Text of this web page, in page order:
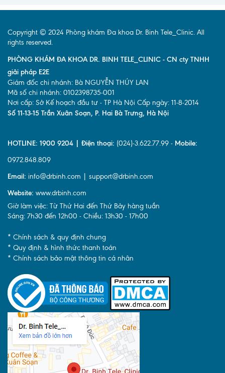
Copyright © 2024 Phòng khám Đa khoa Dr. Binh Tele_Clinic. All
rights reserved.
PHÒNG KHÁM ĐA KHOA DR. BINH TELE_CLINIC - CN cty TNHH
giải pháp E2E
Giám đốc chi nhánh: Bà NGUYỄN THÚY LAN
Mã số chi nhánh: 0102398735-001
Nơi cấp: Sở Kế hoạch đầu tư - TP Hà Nội Cấp ngày: 11-8-2014
Số 11-13-15 Trần Xuân Soạn, P. Hai Bà Trưng, Hà Nội
HOTLINE: 1900 9204 | Điện thoại: (024)-3.622.77.99 - Mobile:
0972.848.809
Email: info@drbinh.com | support@drbinh.com
Website: www.drbinh.com
Giờ làm việc: Từ Thứ Hai đến Thứ Bảy hàng tuần
Sáng: 7h30 đến 12h00 - Chiều: 13h30 - 17h00
* Chính sách & quy định chung
* Quy định & hình thức thanh toán
* Chính sách bảo mật thông tin cá nhân